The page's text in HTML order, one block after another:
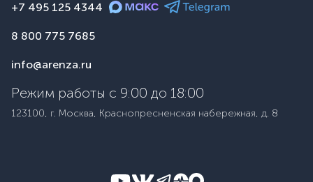
+7 495 125 4344
8 800 775 7685
info@arenza.ru
Режим работы с 9:00 до 18:00
123100, г. Москва, Краснопресненская набережная, д. 8